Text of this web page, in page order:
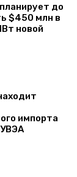
до
$450 млн в
новой
импорта